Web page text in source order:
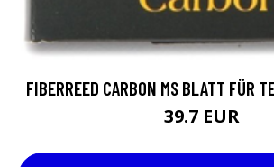
FIBERREED CARBON MS BLATT FÜR
39.7 EUR